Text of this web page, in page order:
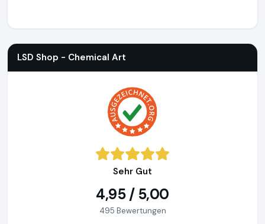
LSD Shop - Chemical Art
Sehr Gut
4,95 / 5,00
495 Bewertungen